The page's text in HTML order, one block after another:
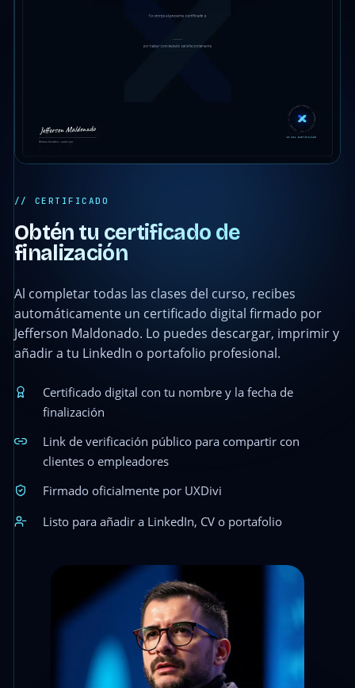
// CERTIFICADO
Obtén tu certificado de
finalización
Al completar todas las clases del curso, recibes
automáticamente un certificado digital firmado por
Jefferson Maldonado. Lo puedes descargar, imprimir y
añadir a tu LinkedIn o portafolio profesional.
Certificado digital con tu nombre y la fecha de
finalización
Link de verificación público para compartir con
clientes o empleadores
Firmado oficialmente por UXDivi
Listo para añadir a LinkedIn, CV o portafolio